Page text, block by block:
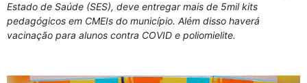
Estado de Saúde (SES), deve entregar mais de 5mil kits
pedagógicos em CMEIs do município. Além disso haverá
vacinação para alunos contra COVID e poliomielite.